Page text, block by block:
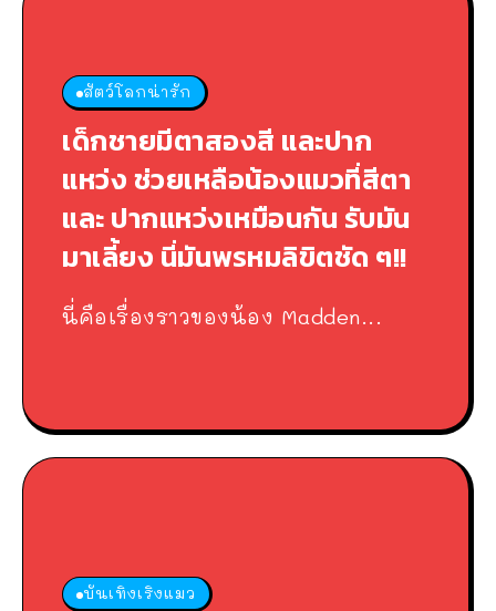
สัตว์โลกน่ารัก
เด็กชายมีตาสองสี และปาก
แหว่ง ช่วยเหลือน้องแมวที่สีตา
และ ปากแหว่งเหมือนกัน รับมัน
มาเลี้ยง นี่มันพรหมลิขิตชัด ๆ!!
นี่คือเรื่องราวของน้อง Madden...
บันเทิงเริงแมว